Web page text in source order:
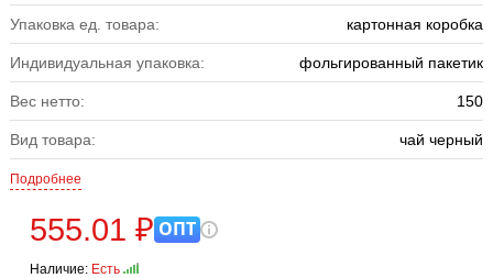
Упаковка ед. товара: картонная коробка
Индивидуальная упаковка: фольгированный пакетик
Вес нетто: 150
Вид товара: чай черный
Подробнее
555.01 ₽ ОПТ
Наличие: Есть